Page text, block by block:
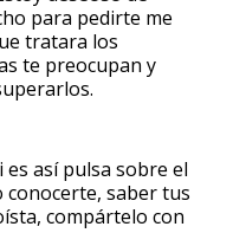
para pedirte me
tratara los
te preocupan y
es así pulsa sobre el
conocerte, saber tus
compártelo con